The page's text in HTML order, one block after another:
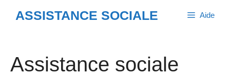
ASSISTANCE SOCIALE Aide
Assistance sociale